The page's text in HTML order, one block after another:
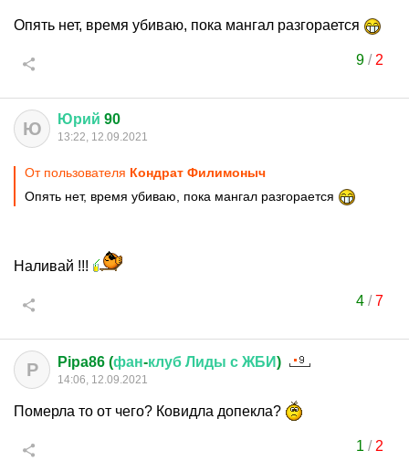
Опять нет, время убиваю, пока мангал разгорается
9/ 2
Ю Юрий 90
13:22, 12.09.2021
От пользователя Кондрат Филимоныч
Опять нет, время убиваю, пока мангал разгорается
Наливай !!!
4/7
P Pipa86 (фан-клуб Лиды с ЖБИ)
14:06, 12.09.2021
Померла то от чего? Ковидла допекла?
1 / 2